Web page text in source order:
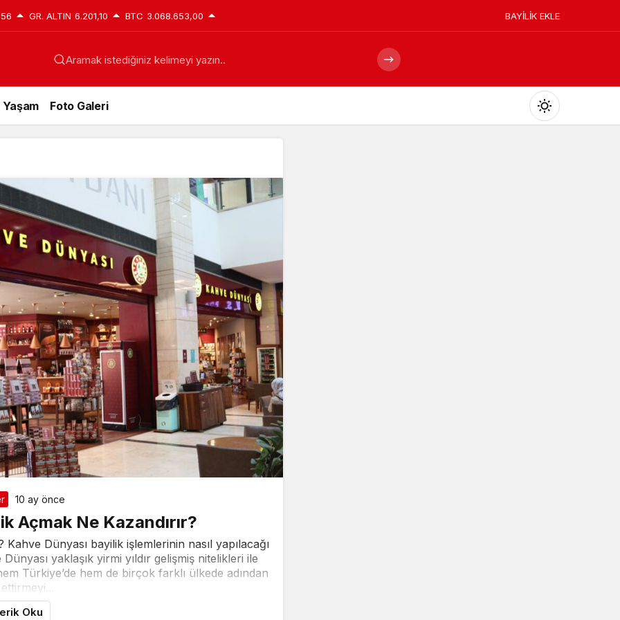
GR. ALTIN 6.201,10 BTC 3.068.653,00 BAYİLİK EKLE
Aramak istediğiniz kelimeyi yazın..
Yaşam Foto Galeri
Mod
değiştir
10 ay önce
Açmak Ne Kazandırır?
Dünyası bayilik işlemlerinin nasıl yapılacağı
yaklaşık yirmi yıldır gelişmiş nitelikleri ile
Türkiye’de hem de birçok farklı ülkede adından
Oku